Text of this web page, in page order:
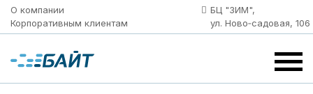
О компании
Корпоративным клиентам
БЦ "ЗИМ",
ул. Ново‑садовая, 106